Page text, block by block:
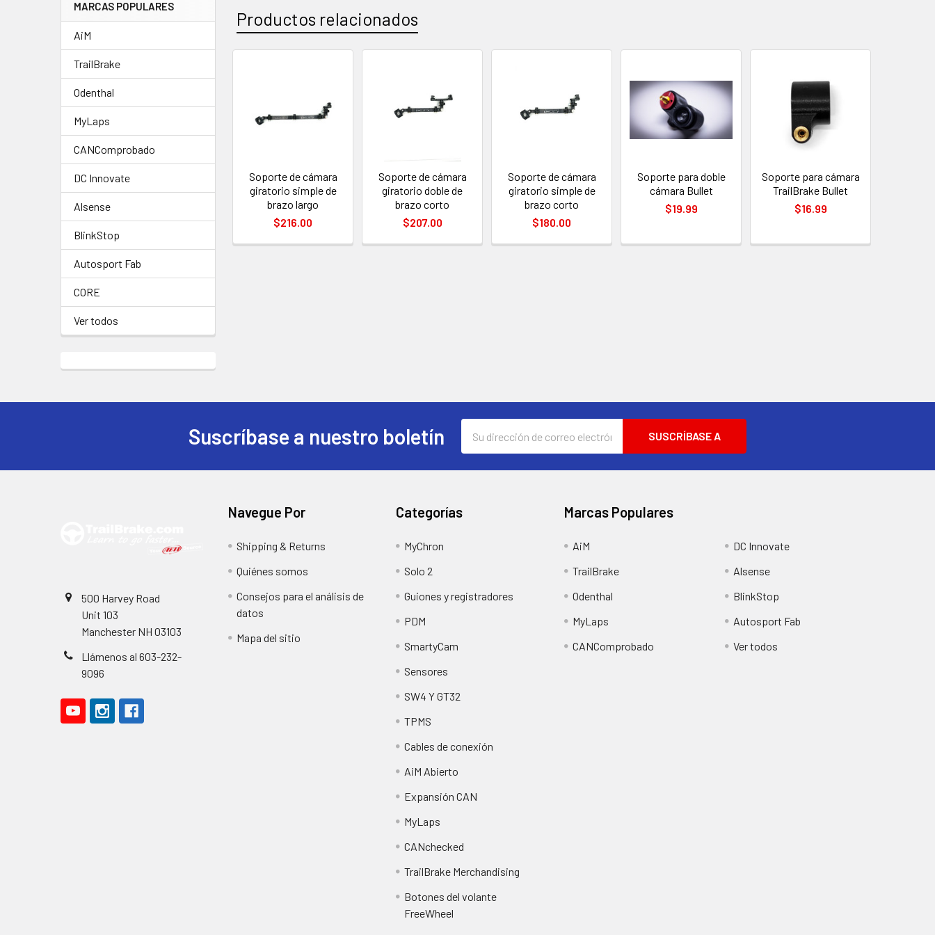
MARCAS POPULARES
AiM
TrailBrake
Odenthal
MyLaps
CANComprobado
DC Innovate
Alsense
BlinkStop
Autosport Fab
CORE
Ver todos
Productos relacionados
relacionados
Soporte de cámara
giratorio simple de
brazo largo
$216.00
Soporte de cámara
giratorio doble de
brazo corto
$207.00
Soporte de cámara
giratorio simple de
brazo corto
$180.00
Soporte para doble
cámara Bullet
$19.99
Soporte para cámara
TrailBrake Bullet
$16.99
de
Suscríbase a nuestro boletín
500 Harvey Road
Unit 103
Manchester NH 03103
Llámenos al 603-232-
9096
Navegue Por
Shipping & Returns
Quiénes somos
Consejos para el análisis de
datos
Mapa del sitio
Categorías
MyChron
Solo 2
Guiones y registradores
PDM
SmartyCam
Sensores
SW4 Y GT32
TPMS
Cables de conexión
AiM Abierto
Expansión CAN
MyLaps
CANchecked
TrailBrake Merchandising
Botones del volante
FreeWheel
Marcas Populares
AiM
TrailBrake
Odenthal
MyLaps
CANComprobado
DC Innovate
Alsense
BlinkStop
Autosport Fab
Ver todos